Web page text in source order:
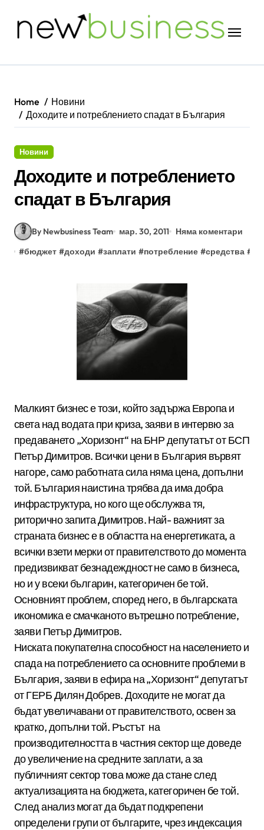
Home
Новини
Доходите и потреблението спадат в България
Новини
Доходите и потреблението
спадат в България
By Newbusiness Team мар. 30, 2011
Няма коментари
#бюджет #доходи #заплати #потребление #средства #
Малкият бизнес е този, който задържа Европа и
света над водата при криза, заяви в интервю за
предаването „Хоризонт“ на БНР депутатът от БСП
Петър Димитров. Всички цени в България вървят
нагоре, само работната сила няма цена, допълни
той. България наистина трябва да има добра
инфраструктура, но кого ще обслужва тя,
риторично запита Димитров. Най- важният за
страната бизнес е в областта на енергетиката, а
всички взети мерки от правителството до момента
предизвикват безнадеждност не само в бизнеса,
но и у всеки българин, категоричен бе той.
Основният проблем, според него, в българската
икономика е смачканото вътрешно потребление,
заяви Петър Димитров.
Ниската покупателна способност на населението и
спада на потреблението са основните проблеми в
България, заяви в ефира на „Хоризонт“ депутатът
от ГЕРБ Дилян Добрев. Доходите не могат да
бъдат увеличавани от правителството, освен за
кратко, допълни той. Ръстът на
производителността в частния сектор ще доведе
до увеличение на средните заплати, а за
публичният сектор това може да стане след
актуализацията на бюджета, категоричен бе той.
След анализ могат да бъдат подкрепени
определени групи от българите, чрез индексация